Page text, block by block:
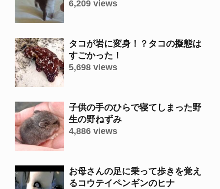
6,209 views
タコが岩に変身！？タコの擬態は
すごかった！
5,698 views
子供の手のひらで寝てしまった野
生の野ねずみ
4,886 views
お母さんの足に乗って歩きを覚え
るコウテイペンギンのヒナ